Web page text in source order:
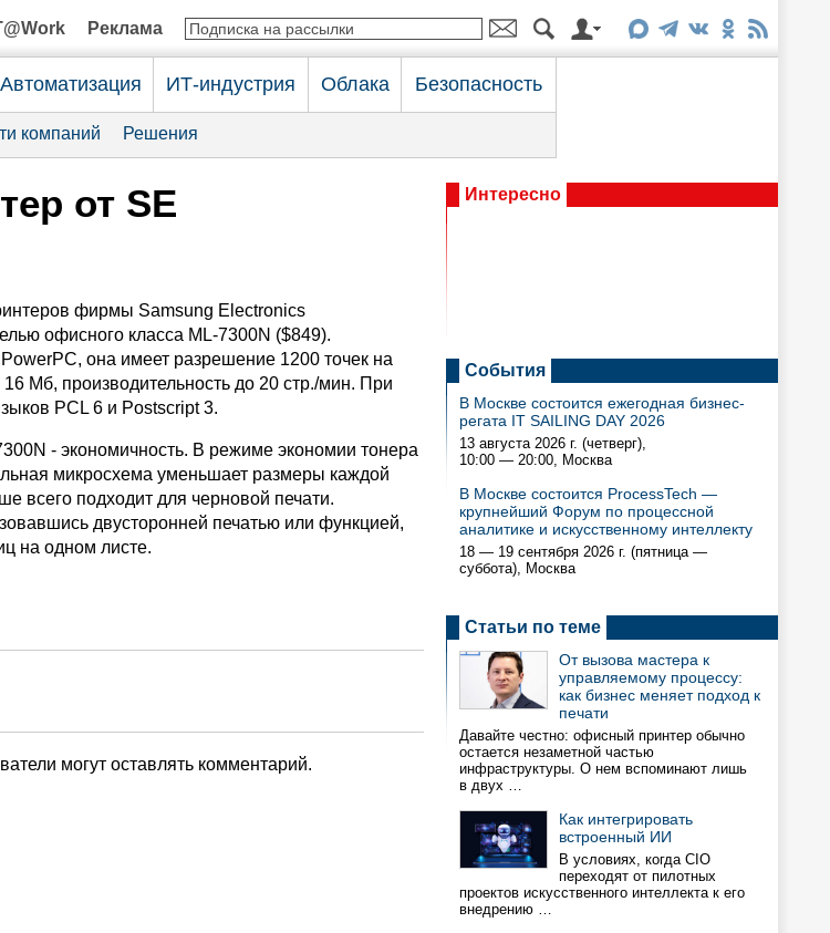
Реклама
Автоматизация ИТ-индустрия Облака Безопасность
компаний Решения
от SE
фирмы Samsung Electronics
офисного класса ML-7300N ($849).
она имеет разрешение 1200 точек на
Мб, производительность до 20 стр./мин. При
PCL 6 и Postscript 3.
- экономичность. В режиме экономии тонера
микросхема уменьшает размеры каждой
всего подходит для черновой печати.
двусторонней печатью или функцией,
на одном листе.
могут оставлять комментарий.
Интересно
События
В Москве состоится ежегодная бизнес-
регата IT SAILING DAY 2026
13 августа 2026 г. (четверг),
10:00 — 20:00, Москва
В Москве состоится ProcessTech —
крупнейший Форум по процессной
аналитике и искусственному интеллекту
18 — 19 сентября 2026 г. (пятница —
суббота), Москва
Статьи по теме
От вызова мастера к
управляемому процессу:
как бизнес меняет подход к
печати
Давайте честно: офисный принтер обычно
остается незаметной частью
инфраструктуры. О нем вспоминают лишь
в двух …
Как интегрировать
встроенный ИИ
В условиях, когда CIO
переходят от пилотных
проектов искусственного интеллекта к его
внедрению …